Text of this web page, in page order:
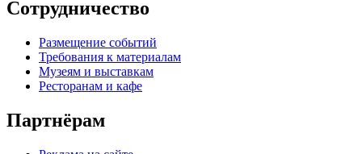
Сотрудничество
Размещение событий
Требования к материалам
Музеям и выставкам
Ресторанам и кафе
Партнёрам